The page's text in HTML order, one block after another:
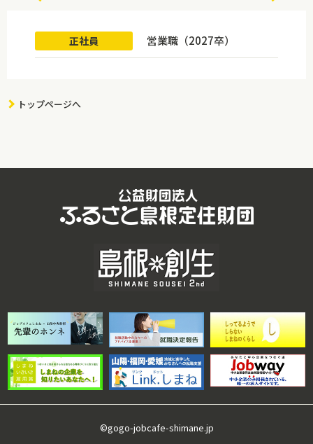
正社員 営業職（2027卒）
トップページへ
©gogo-jobcafe-shimane.jp